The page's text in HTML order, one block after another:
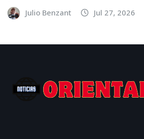
Julio Benzant Jul 27, 2026